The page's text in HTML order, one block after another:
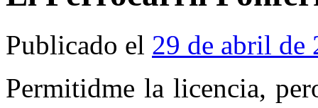
Publicado el 29 de abril de
Permitidme la licencia,